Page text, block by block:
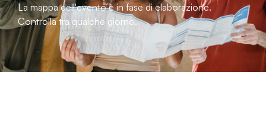
La mappa dell'evento è in fase di elaborazione.
Controlla tra qualche giorno.